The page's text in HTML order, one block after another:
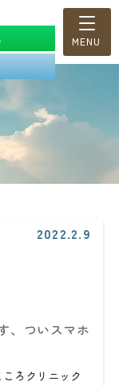
2022.2.9
、ついスマホ
ろクリニック